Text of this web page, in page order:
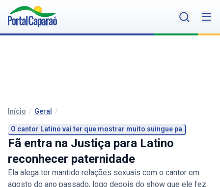
Início / Geral /
O cantor Latino vai ter que mostrar muito suingue pa
Fã entra na Justiça para Latino
reconhecer paternidade
Ela alega ter mantido relações sexuais com o cantor em
agosto do ano passado, logo depois do show que ele fez